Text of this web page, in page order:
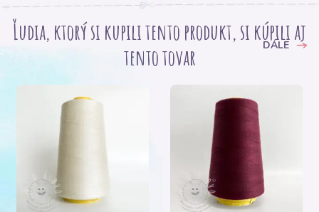
Ľudia, ktorý si kupili tento produkt, si kúpili aj
tento tovar
DÁLE